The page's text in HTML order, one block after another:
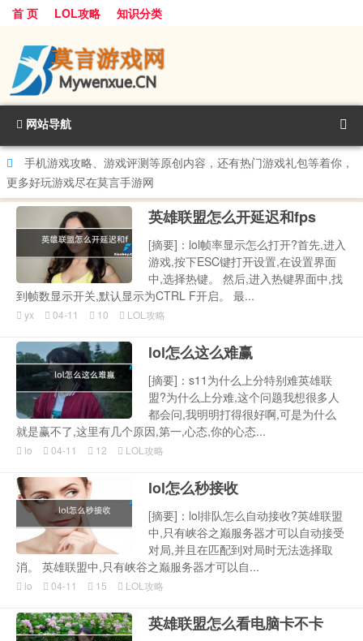
首 页 LOL攻略 知识分类
网站导航
手机游戏攻略、游戏评测等原创内容，还有热门游戏礼包等着你，
更多好玩游戏尽在莫言手游网
英雄联盟怎么开延迟和fps
[摘要]：lol帧率显示怎么打开?首先,进入
游戏,按下ESC键打开设置,在设置界面
中,选择热键。 然后,进入热键界面中,找
到帧数显示开关,默认显示为CTRL F开启。 最...
yx 04-11 10 LOL攻略
lol怎么这么难赢
[摘要]：s11为什么上分特别难英雄联
盟?为什么上分难,这个问题我想很多人
都会问,我明明打得很好啊,可是为什么
就是赢不了,这里有几个原因,第一,心态,你的心态...
lo 04-11 12 LOL攻略
lol怎么秒接收
[摘要]：lol排队怎么自动接收?英雄联盟
中,只有峡谷之巅服务器才可以自动接受
对局,并且在匹配到对局时无法选择取
消。 英雄联盟中,只有峡谷之巅服务器才可以自...
lo 04-11 15 LOL攻略
英雄联盟怎么看电脑卡不卡